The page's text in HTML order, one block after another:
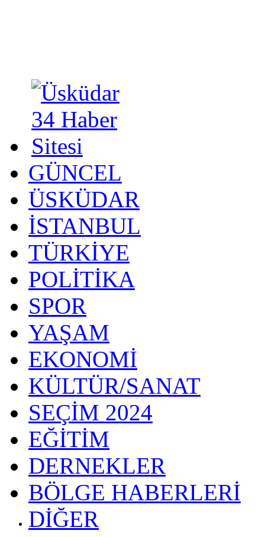
GÜNCEL
ÜSKÜDAR
İSTANBUL
TÜRKİYE
POLİTİKA
SPOR
YAŞAM
EKONOMİ
KÜLTÜR/SANAT
SEÇİM 2024
EĞİTİM
DERNEKLER
BÖLGE HABERLERİ
DİĞER